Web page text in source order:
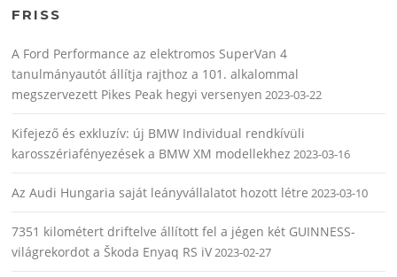
FRISS
A Ford Performance az elektromos SuperVan 4
tanulmányautót állítja rajthoz a 101. alkalommal
megszervezett Pikes Peak hegyi versenyen 2023-03-22
Kifejező és exkluzív: új BMW Individual rendkívüli
karosszériafényezések a BMW XM modellekhez 2023-03-16
Az Audi Hungaria saját leányvállalatot hozott létre 2023-03-10
7351 kilométert driftelve állított fel a jégen két GUINNESS-
világrekordot a Škoda Enyaq RS iV2023-02-27